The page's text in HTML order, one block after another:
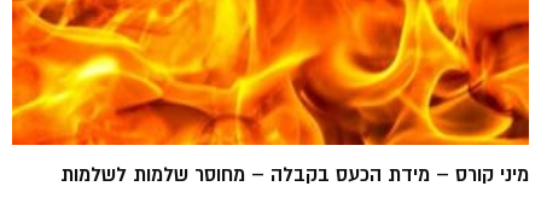
מיני קורס – מידת הכעס בקבלה – מחוסר שלמות לשלמות